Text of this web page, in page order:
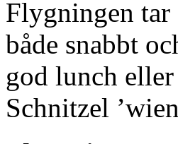
Flygningen tar
både snabbt
god lunch
Schnitzel